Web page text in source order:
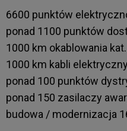
6600 punktów
ponad 1100 punktów
1000 km okablowania
1000 km kabli
ponad 100 punktów
ponad 150 zasilaczy
budowa / modernizacja